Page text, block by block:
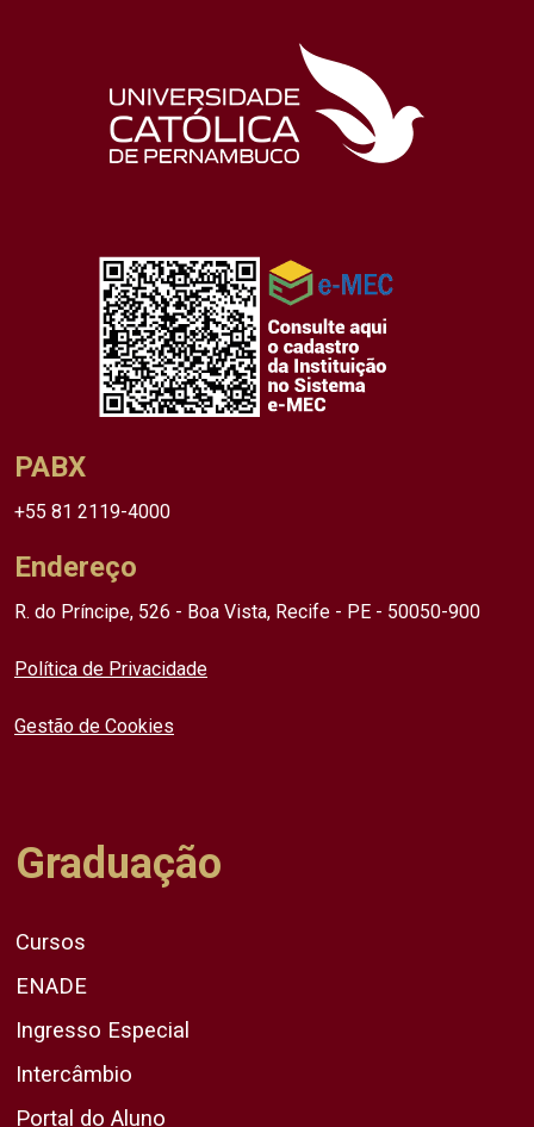
PABX
+55 81 2119-4000
Endereço
R. do Príncipe, 526 - Boa Vista, Recife - PE - 50050-900
Política de Privacidade
Gestão de Cookies
Graduação
Cursos
ENADE
Ingresso Especial
Intercâmbio
Portal do Aluno